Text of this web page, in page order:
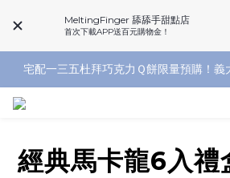
MeltingFinger 舔舔手甜點店
首次下載APP送百元購物金！
杜拜巧克力每週二～日門市限
新會員登入送百元購物金，舊會員
宅配一三五杜拜巧克力Ｑ餅限量預購！義
經典馬卡龍6入禮